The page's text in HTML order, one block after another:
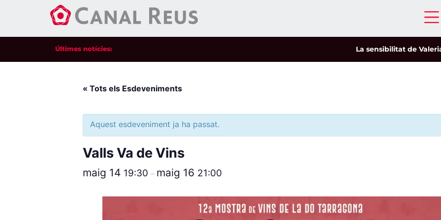
Últimes notícies: La sensibilitat de Valeria
« Tots els Esdeveniments
Aquest esdeveniment ja ha passat.
Valls Va de Vins
maig 14 19:30 – maig 16 21:00